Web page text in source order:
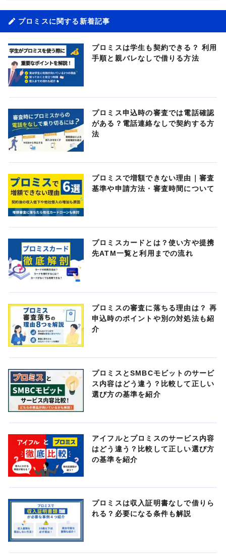
プロミスに関する新着記事
プロミスは学生も契約できる？ 利用
手順と親バレなしで借りる方法
プロミス申込時の審査では電話確認
がある？電話連絡なしで契約する方
法
プロミスで増額できない理由｜審査
基準や申請方法・審査時間について
プロミスカードとは？使い方や提携
先ATM一覧と利用までの流れ
プロミスの審査に落ちる理由は？ 再
申込時のポイントや別の対処法も紹
介
プロミスとSMBCモビットのサービ
ス内容はどう違う？比較して正しい
選び方の基準を紹介
アイフルとプロミスのサービス内容
はどう違う？比較して正しい選び方
の基準を紹介
プロミスは収入証明書なしで借りら
れる？必要になる条件も解説